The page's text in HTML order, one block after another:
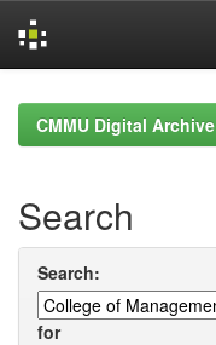
navigationCMMU Digital Archive
Search
Search:
for